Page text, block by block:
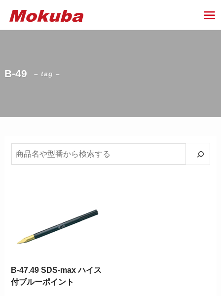
B-49 – tag –
B-47.49 SDS-max ハイス
付ブルーポイント